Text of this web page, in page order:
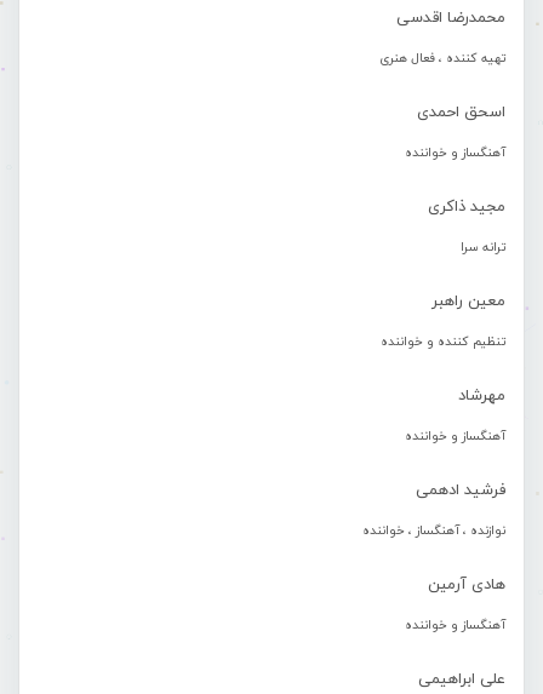
محمدرضا اقدسی
تهیه کننده ، فعال هنری
اسحق احمدی
آهنگساز و خواننده
مجید ذاکری
ترانه سرا
معین راهبر
تنظیم کننده و خواننده
مهرشاد
آهنگساز و خواننده
فرشید ادهمی
نوازنده ، آهنگساز ، خواننده
هادی آرمین
آهنگساز و خواننده
علی ابراهیمی